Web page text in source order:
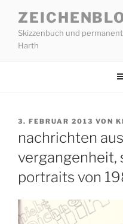
Inhalt
springen
Skizzenbuch und
Harth
VERÖFFENTLICHT
3. FEBRUAR 2013 VON
nachrichten
vergangenheit,
portraits von